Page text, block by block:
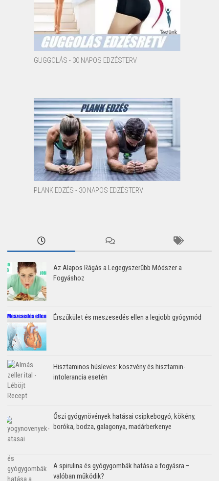
GUGGOLÁS - 30 NAPOS EDZÉSTERV
PLANK EDZÉS - 30 NAPOS EDZÉSTERV
Az Alapos Rágás a Legegyszerűbb Módszer a
Fogyáshoz
Érszűkület és meszesedés ellen a legjobb gyógymód
Hisztaminos húsleves: köszvény és hisztamin-
intolerancia esetén
Őszi gyógynövények hatásai csipkebogyó, kökény,
boróka, bodza, galagonya, madárberkenye
A spirulina és gyógygombák hatása a fogyásra –
valóban működik?